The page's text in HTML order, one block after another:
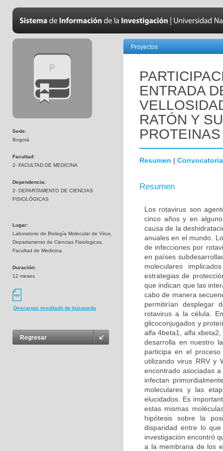
Sede:
Bogotá
Facultad:
2- FACULTAD DE MEDICINA
Dependencia:
2- DEPARTAMENTO DE CIENCIAS
FISIOLÓGICAS
Lugar:
Laboratorio de Biología Molecular de Virus,
Departamento de Ciencias Fisiologicas,
Facultad de Medicina.
Duración:
12 meses
Descargar resultado de búsqueda
Regresar
Proyectos
ENTRADA
RATÓN Y
Resumen | Convocatoria
Resumen
Los rotavirus son
cinco años y en
causa de la
anuales en el mundo.
de infecciones por
en países
moleculares
estrategias de
que indican que las
cabo de manera
permitirían desplegar
rotavirus a la célula.
glicoconjugados y
alfa 4beta1, alfa
desarrolla en nuestro
participa en el
utilizando virus RRV y
encontrado asociadas
infectan
moleculares y las
elucidados. Es
estas mismas
hipótesis sobre la
disparidad entre lo
investigación encontró
a la membrana de los